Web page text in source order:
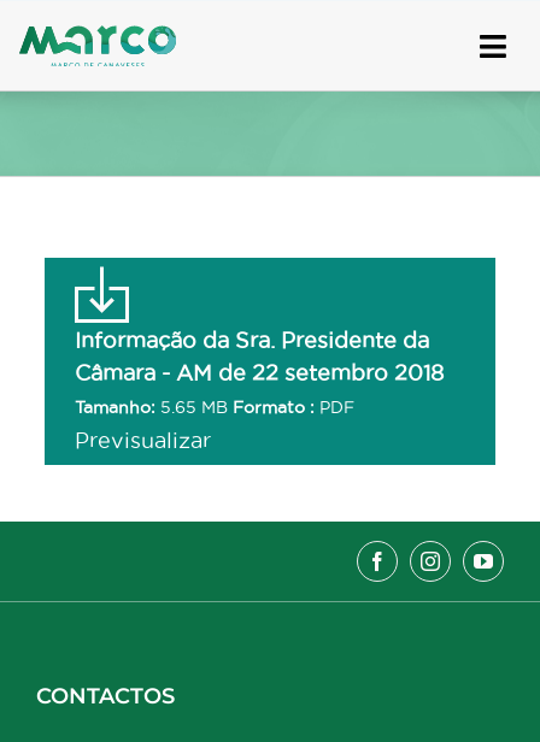
to
Informação da Sra. Presidente da
Câmara - AM de 22 setembro 2018
Tamanho: 5.65 MB Formato : PDF
Previsualizar
CONTACTOS